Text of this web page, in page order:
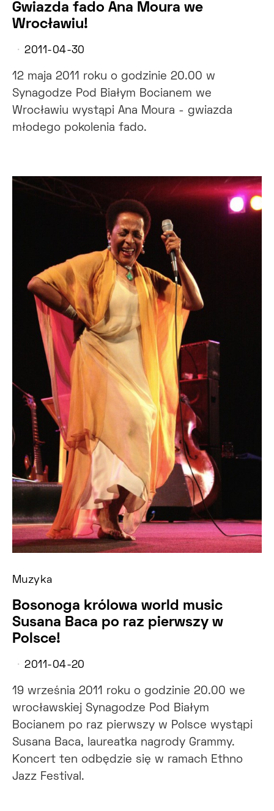
Gwiazda fado Ana Moura we
Wrocławiu!
2011-04-30
12 maja 2011 roku o godzinie 20.00 w
Synagodze Pod Białym Bocianem we
Wrocławiu wystąpi Ana Moura - gwiazda
młodego pokolenia fado.
Muzyka
Bosonoga królowa world music
Susana Baca po raz pierwszy w
Polsce!
2011-04-20
19 września 2011 roku o godzinie 20.00 we
wrocławskiej Synagodze Pod Białym
Bocianem po raz pierwszy w Polsce wystąpi
Susana Baca, laureatka nagrody Grammy.
Koncert ten odbędzie się w ramach Ethno
Jazz Festival.